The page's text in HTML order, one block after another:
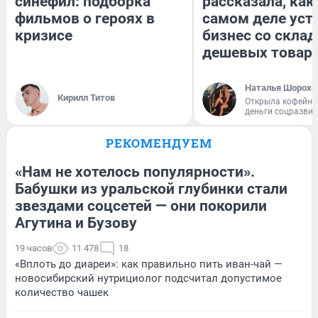
фильмов о героях в
кризисе
Кирилл Титов
самом деле
бизнес со
дешевых
Наталья
Открыла
деньги
РЕКОМЕНДУЕМ
«Нам не хотелось популярности».
Бабушки из уральской глубинки стали
звездами соцсетей — они покорили
Агутина и Бузову
19 часов 11 478 18
«Вплоть до диареи»: как правильно пить иван-чай —
новосибирский нутрициолог подсчитал допустимое
количество чашек